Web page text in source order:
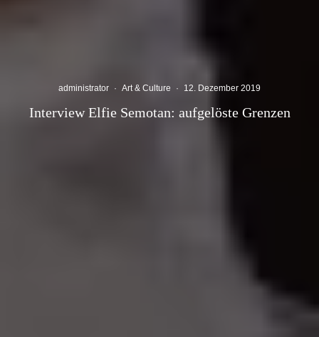
administrator · Art & Culture · 12. Dezember 2019
Interview Elfie Semotan: aufgelöste Grenzen